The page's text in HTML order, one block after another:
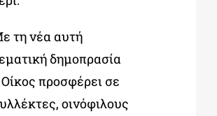
τη νέα αυτή
δημοπρασία
προσφέρει σε
οινόφιλους